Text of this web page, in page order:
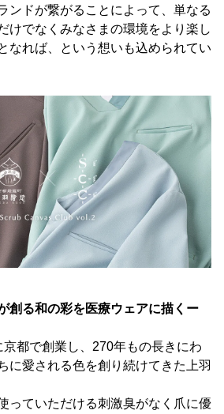
ンドが繋がることによって、単なる
けでなくみなさまの環境をより楽し
なれば、という想いも込められてい
創る和の彩を医療ウェアに描くー
都で創業し、270年もの長きにわ
に愛される色を創り続けてきた上羽
っていただける刺激臭がなく爪に優